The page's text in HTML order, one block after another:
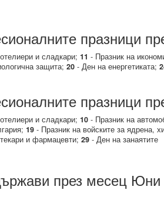
празници
и сладкари; 11 - Празник на
защита; 20- Ден на енергетиката;
празници
и сладкари; 10- Празник на
19- Празник на войските за ядрена,
и фармацевти; 29- Ден на занаятите
през месец Юни